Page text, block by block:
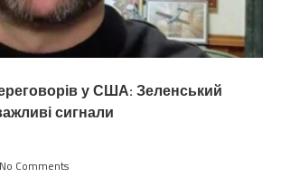
у США: Зеленський
сигнали
No Comments